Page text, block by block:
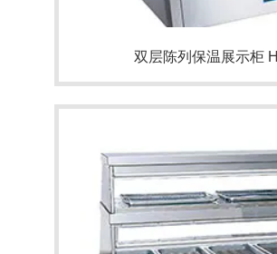
双层陈列保温展示柜